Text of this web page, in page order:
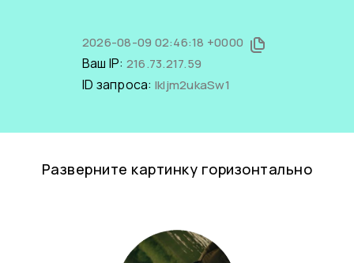
2026-08-09 02:46:18 +0000
Ваш IP: 216.73.217.59
ID запроса: IkIjm2ukaSw1
Разверните картинку горизонтально